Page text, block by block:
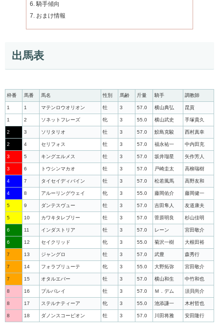
騎手傾向
おまけ情報
出馬表
枠番 馬番 馬名 性別 馬齢 斤量 騎手 調教師
1 1 マテンロウオリオン 牡 3 57.0 横山典弘 昆貢
1 2 ソネットフレーズ 牝 3 55.0 横山武史 手塚貴久
2 3 ソリタリオ 牡 3 57.0 鮫島克駿 西村真幸
2 4 セリフォス 牡 3 57.0 福永祐一 中内田充
3 5 キングエルメス 牡 3 57.0 坂井瑠星 矢作芳人
3 6 トウシンマカオ 牡 3 57.0 戸崎圭太 高柳瑞樹
4 7 タイセイディバイン 牡 3 57.0 松若風馬 高野友和
4 8 アルーリングウェイ 牝 3 55.0 藤岡佑介 藤岡健一
5 9 ダンテスヴュー 牡 3 57.0 吉田隼人 友道康夫
5 10 カワキタレブリー 牡 3 57.0 菅原明良 杉山佳明
6 11 インダストリア 牡 3 57.0 レーン 宮田敬介
6 12 セイクリッド 牝 3 55.0 菊沢一樹 大根田裕
7 13 ジャングロ 牡 3 57.0 武豊 森秀行
7 14 フォラブリューテ 牝 3 55.0 大野拓弥 宮田敬介
7 15 オタルエバー 牡 3 57.0 横山和生 中竹和也
8 16 プルパレイ 牡 3 57.0 Ｍ．デム 須貝尚介
8 17 ステルナティーア 牝 3 55.0 池添謙一 木村哲也
8 18 ダノンスコーピオン 牡 3 57.0 川田将雅 安田隆行